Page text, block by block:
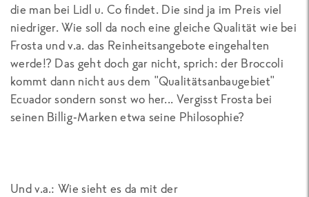
die man bei Lidl u. Co findet. Die sind ja im Preis viel
niedriger. Wie soll da noch eine gleiche Qualität wie bei
Frosta und v.a. das Reinheitsangebote eingehalten
werde!? Das geht doch gar nicht, sprich: der Broccoli
kommt dann nicht aus dem "Qualitätsanbaugebiet"
Ecuador sondern sonst wo her... Vergisst Frosta bei
seinen Billig-Marken etwa seine Philosophie?
Und v.a.: Wie sieht es da mit der